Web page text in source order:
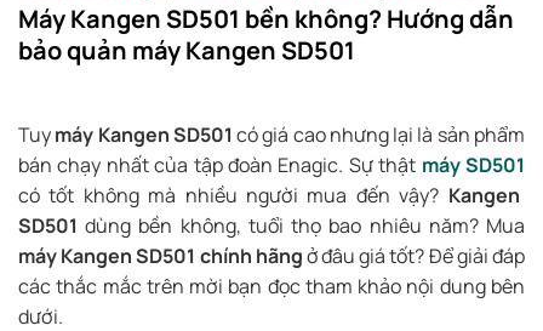
Máy Kangen SD501 bền không? Hướng dẫn
bảo quản máy Kangen SD501
Tuymáy Kangen SD501 có giá cao nhưng lại là sản phẩm
bán chạy nhất của tập đoàn Enagic. Sự thật máy SD501
có tốt không mà nhiều người mua đến vậy? Kangen
SD501 dùng bền không, tuổi thọ bao nhiêu năm? Mua
máy Kangen SD501 chính hãngở đâu giá tốt? Để giải đáp
các thắc mắc trên mời bạn đọc tham khảo nội dung bên
dưới.